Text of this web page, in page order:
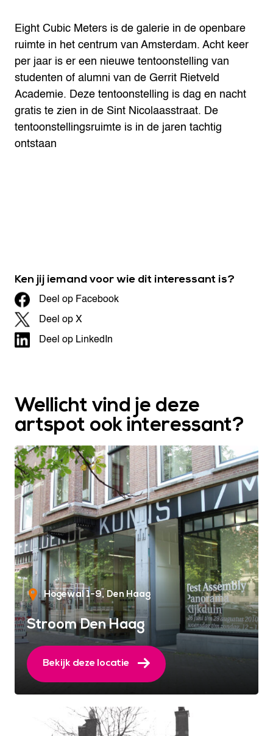
Eight Cubic Meters is de galerie in de openbare
ruimte in het centrum van Amsterdam. Acht keer
per jaar is er een nieuwe tentoonstelling van
studenten of alumni van de Gerrit Rietveld
Academie. Deze tentoonstelling is dag en nacht
gratis te zien in de Sint Nicolaasstraat. De
tentoonstellingsruimte is in de jaren tachtig
ontstaan
Ken jij iemand voor wie dit interessant is?
Deel op Facebook
Deel op X
Deel op LinkedIn
Wellicht vind je deze
artspot ook interessant?
Hogewal 1-9 Den Haag
Stroom Den Haag
Bekijk deze locatie